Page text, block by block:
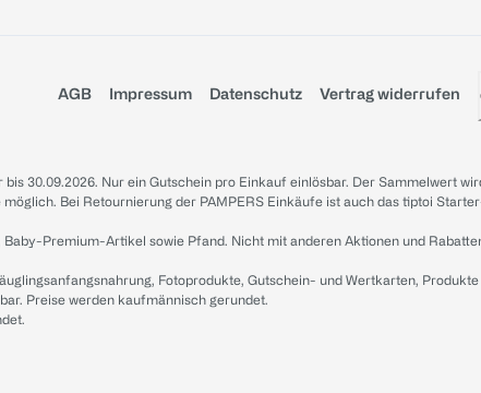
AGB Impressum Datenschutz Vertrag widerrufen
30.09.2026. Nur ein Gutschein pro Einkauf einlösbar. Der Sammelwert
Bei Retournierung der PAMPERS Einkäufe ist auch das tiptoi
Premium-Artikel sowie Pfand. Nicht mit anderen Aktionen und
Fotoprodukte, Gutschein- und Wertkarten,
Preise werden kaufmännisch gerundet.